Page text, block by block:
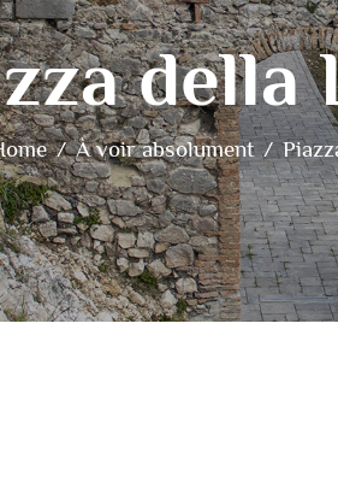
della
À voir absolument